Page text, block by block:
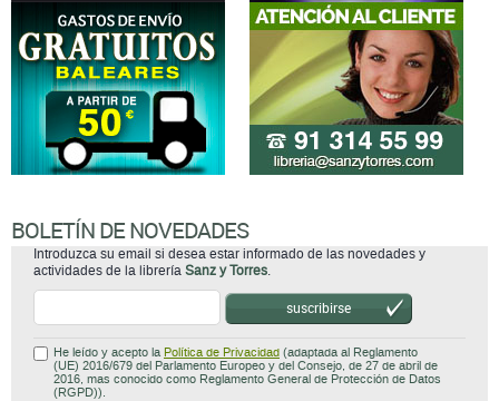
BOLETÍN DE NOVEDADES
Introduzca su email si desea estar informado de las novedades y
actividades de la librería Sanz y Torres.
suscribirse
He leído y acepto la Política de Privacidad (adaptada al Reglamento
(UE) 2016/679 del Parlamento Europeo y del Consejo, de 27 de abril de
2016, mas conocido como Reglamento General de Protección de Datos
(RGPD)).